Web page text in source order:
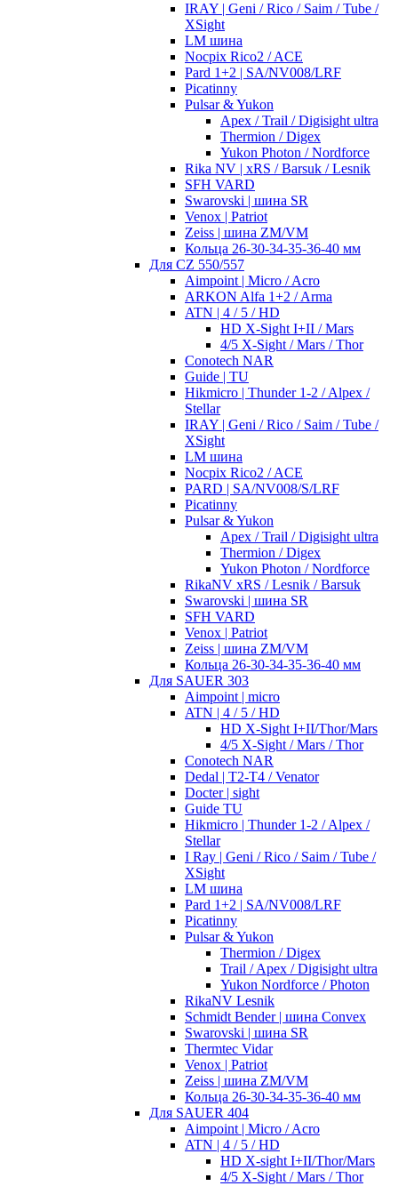
IRAY | Geni / Rico / Saim / Tube /
XSight
LM шина
Nocpix Rico2 / ACE
Pard 1+2 | SA/NV008/LRF
Picatinny
Pulsar & Yukon
Apex / Trail / Digisight ultra
Thermion / Digex
Yukon Photon / Nordforce
Rika NV | xRS / Barsuk / Lesnik
SFH VARD
Swarovski | шина SR
Venox | Patriot
Zeiss | шина ZM/VM
Кольца 26-30-34-35-36-40 мм
Для CZ 550/557
Aimpoint | Micro / Acro
ARKON Alfa 1+2 / Arma
ATN | 4 / 5 / HD
HD X-Sight I+II / Mars
4/5 X-Sight / Mars / Thor
Conotech NAR
Guide | TU
Hikmicro | Thunder 1-2 / Alpex /
Stellar
IRAY | Geni / Rico / Saim / Tube /
XSight
LM шина
Nocpix Rico2 / ACE
PARD | SA/NV008/S/LRF
Picatinny
Pulsar & Yukon
Apex / Trail / Digisight ultra
Thermion / Digex
Yukon Photon / Nordforce
RikaNV xRS / Lesnik / Barsuk
Swarovski | шина SR
SFH VARD
Venox | Patriot
Zeiss | шина ZM/VM
Кольца 26-30-34-35-36-40 мм
Для SAUER 303
Aimpoint | micro
ATN | 4 / 5 / HD
HD X-Sight I+II/Thor/Mars
4/5 X-Sight / Mars / Thor
Conotech NAR
Dedal | T2-T4 / Venator
Docter | sight
Guide TU
Hikmicro | Thunder 1-2 / Alpex /
Stellar
I Ray | Geni / Rico / Saim / Tube /
XSight
LM шина
Pard 1+2 | SA/NV008/LRF
Picatinny
Pulsar & Yukon
Thermion / Digex
Trail / Apex / Digisight ultra
Yukon Nordforce / Photon
RikaNV Lesnik
Schmidt Bender | шина Convex
Swarovski | шина SR
Thermtec Vidar
Venox | Patriot
Zeiss | шина ZM/VM
Кольца 26-30-34-35-36-40 мм
Для SAUER 404
Aimpoint | Micro / Acro
ATN | 4 / 5 / HD
HD X-sight I+II/Thor/Mars
4/5 X-Sight / Mars / Thor